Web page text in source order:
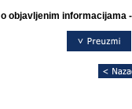
objavljenim informacijama